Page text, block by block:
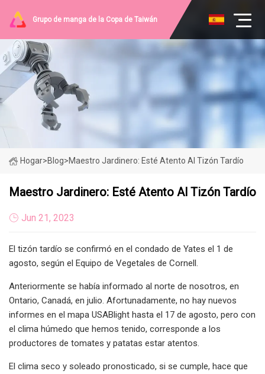
Grupo de manga de la Copa de Taiwán
Hogar>Blog>Maestro Jardinero: Esté Atento Al Tizón Tardío
Maestro Jardinero: Esté Atento Al Tizón Tardío
Jun 21, 2023
El tizón tardío se confirmó en el condado de Yates el 1 de
agosto, según el Equipo de Vegetales de Cornell.
Anteriormente se había informado al norte de nosotros, en
Ontario, Canadá, en julio. Afortunadamente, no hay nuevos
informes en el mapa USABlight hasta el 17 de agosto, pero con
el clima húmedo que hemos tenido, corresponde a los
productores de tomates y patatas estar atentos.
El clima seco y soleado pronosticado, si se cumple, hace que